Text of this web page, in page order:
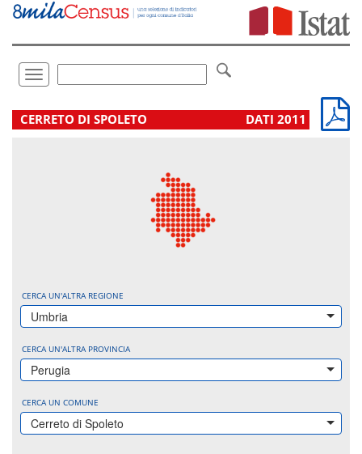
Vai
direttamente
Toggle
navigation
.
CERRETO DI SPOLETO DATI 2011
CERCA UN'ALTRA REGIONE
Umbria
CERCA UN'ALTRA PROVINCIA
Perugia
CERCA UN COMUNE
Cerreto di Spoleto